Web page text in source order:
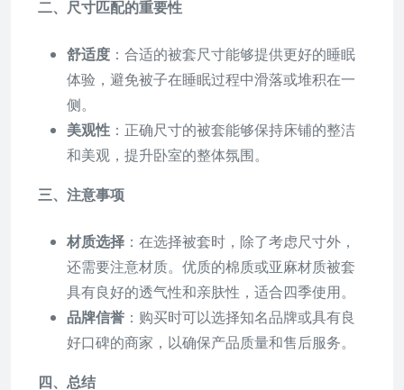
二、尺寸匹配的重要性
舒适度 ：合适的被套尺寸能够提供更好的睡眠
体验，避免被子在睡眠过程中滑落或堆积在一
侧。
美观性 ：正确尺寸的被套能够保持床铺的整洁
和美观，提升卧室的整体氛围。
三、注意事项
材质选择 ：在选择被套时，除了考虑尺寸外，
还需要注意材质。优质的棉质或亚麻材质被套
具有良好的透气性和亲肤性，适合四季使用。
品牌信誉 ：购买时可以选择知名品牌或具有良
好口碑的商家，以确保产品质量和售后服务。
四、总结